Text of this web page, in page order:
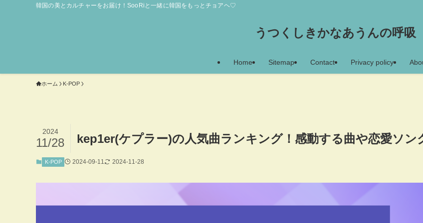
韓国の美とカルチャーをお届け！SooRiと一緒に韓国をもっとチョアヘ♡
うつくしきかなあうんの呼吸
Home Sitemap Contact Privacy policy
ホーム K-POP
kep1er(ケプラー)の人気曲ランキング！感動する曲や恋愛ソン
2024
11/28
K-POP 2024-09-11 2024-11-28